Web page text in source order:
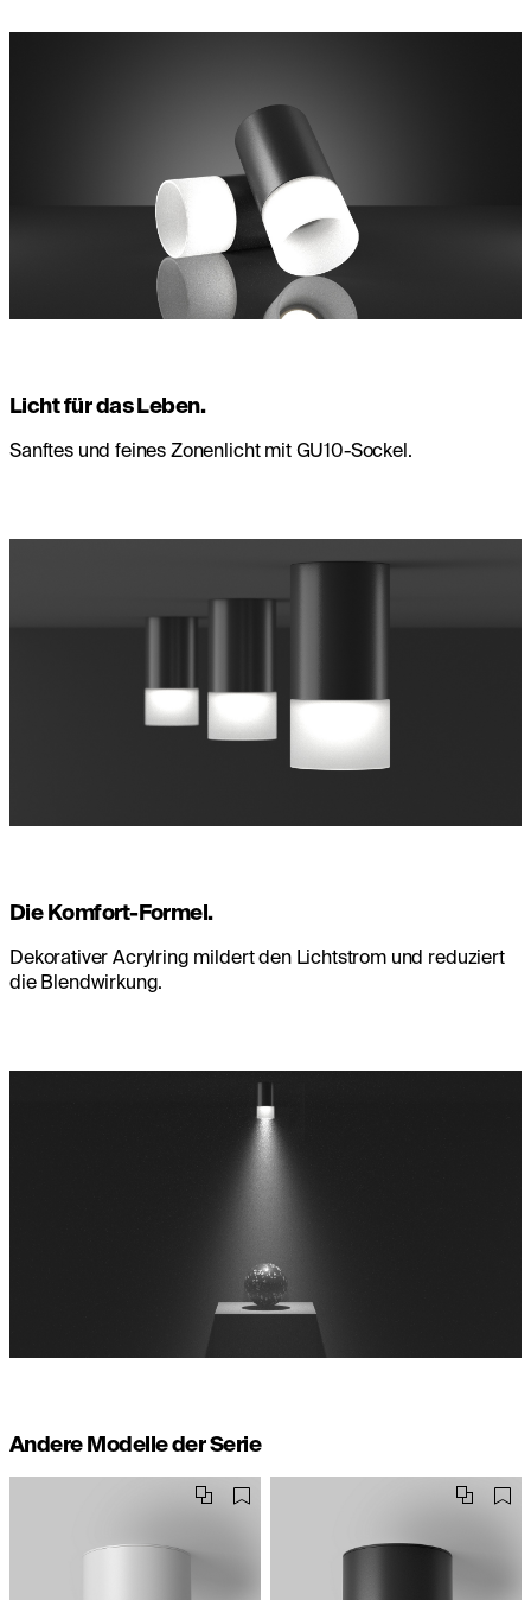
Licht für das Leben.
Sanftes und feines Zonenlicht mit GU10-Sockel.
Die Komfort-Formel.
Dekorativer Acrylring mildert den Lichtstrom und reduziert
die Blendwirkung.
Andere Modelle der Serie